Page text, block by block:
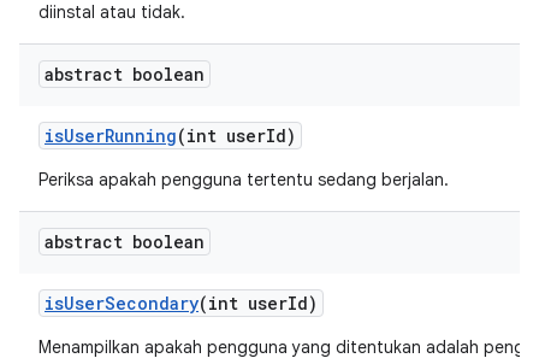
diinstal atau tidak.
abstract boolean
isUserRunning(int userId)
Periksa apakah pengguna tertentu sedang berjalan.
abstract boolean
isUserSecondary(int userId)
Menampilkan apakah pengguna yang ditentukan adalah